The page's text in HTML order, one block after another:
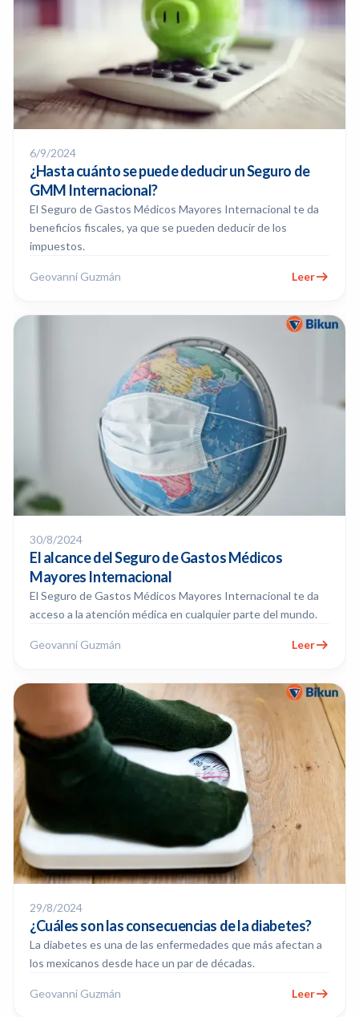
6/9/2024
¿Hasta cuánto se puede deducir un Seguro de
GMM Internacional?
El Seguro de Gastos Médicos Mayores Internacional te da
beneficios fiscales, ya que se pueden deducir de los
impuestos.
Geovanni Guzmán Leer
30/8/2024
El alcance del Seguro de Gastos Médicos
Mayores Internacional
El Seguro de Gastos Médicos Mayores Internacional te da
acceso a la atención médica en cualquier parte del mundo.
Geovanni Guzmán Leer
29/8/2024
¿Cuáles son las consecuencias de la diabetes?
La diabetes es una de las enfermedades que más afectan a
los mexicanos desde hace un par de décadas.
Geovanni Guzmán Leer